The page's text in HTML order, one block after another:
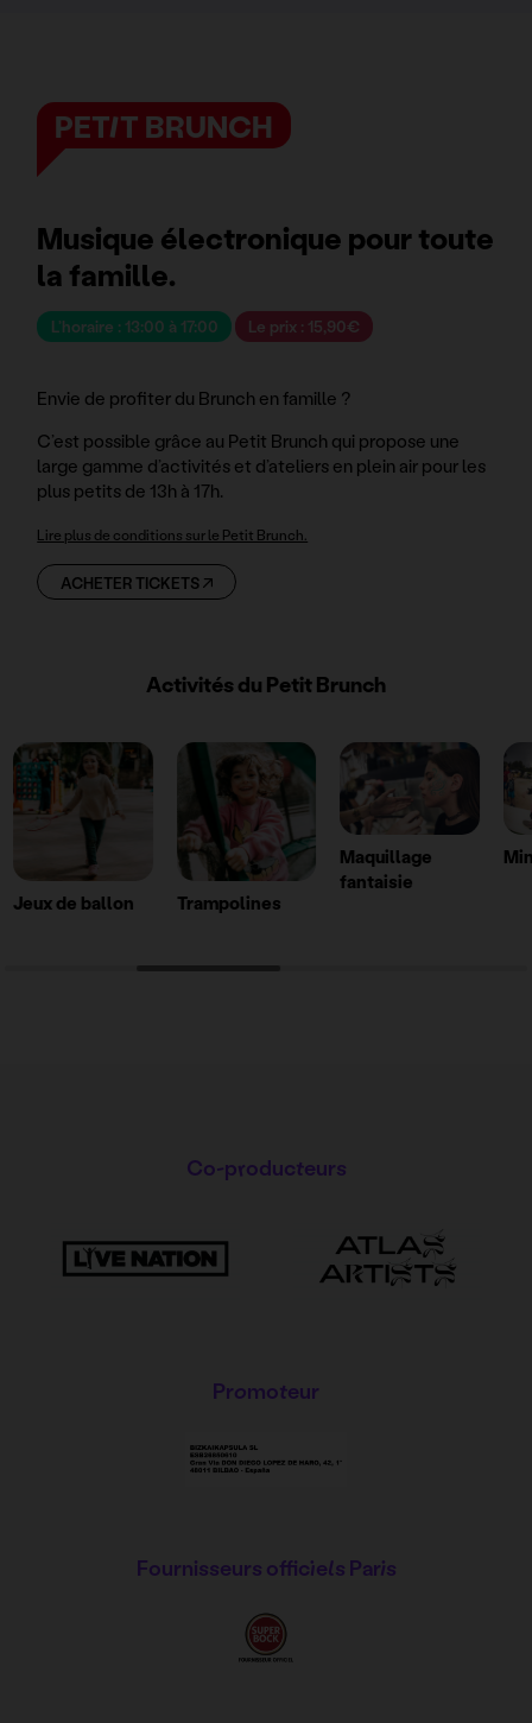
PETIT BRUNCH
Musique électronique pour toute
la famille.
L’horaire : 13:00 à 17:00 Le prix : 15,90€
Envie de profiter du Brunch en famille ?
C’est possible grâce au Petit Brunch qui propose une
large gamme d’activités et d’ateliers en plein air pour les
plus petits de 13h à 17h.
Lire plus de conditions sur le Petit Brunch.
ACHETER TICKETS
Activités du Petit Brunch
Jeux de ballon Trampolines
Maquillage
fantaisie
Co-producteurs
Promoteur
Fournisseurs officiels Paris